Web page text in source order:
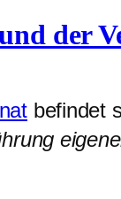
der
befindet